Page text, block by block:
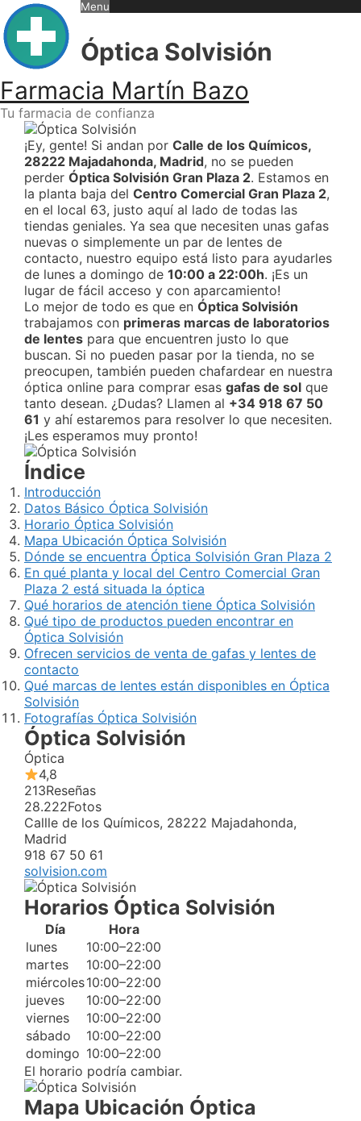
Skip
to
content
Farmacia Martín Bazo
Tu farmacia de confianza
Menu
Óptica Solvisión
¡Ey, gente! Si andan por Calle de los Químicos,
28222 Majadahonda, Madrid, no se pueden
perder Óptica Solvisión Gran Plaza 2. Estamos en
la planta baja del Centro Comercial Gran Plaza 2,
en el local 63, justo aquí al lado de todas las
tiendas geniales. Ya sea que necesiten unas gafas
nuevas o simplemente un par de lentes de
contacto, nuestro equipo está listo para ayudarles
de lunes a domingo de 10:00 a 22:00h. ¡Es un
lugar de fácil acceso y con aparcamiento!
Lo mejor de todo es que en Óptica Solvisión
trabajamos con primeras marcas de laboratorios
de lentes para que encuentren justo lo que
buscan. Si no pueden pasar por la tienda, no se
preocupen, también pueden chafardear en nuestra
óptica online para comprar esas gafas de sol que
tanto desean. ¿Dudas? Llamen al +34 918 67 50
61 y ahí estaremos para resolver lo que necesiten.
¡Les esperamos muy pronto!
Índice
Introducción
Datos Básico Óptica Solvisión
Horario Óptica Solvisión
Mapa Ubicación Óptica Solvisión
Dónde se encuentra Óptica Solvisión Gran Plaza 2
En qué planta y local del Centro Comercial Gran
Plaza 2 está situada la óptica
Qué horarios de atención tiene Óptica Solvisión
Qué tipo de productos pueden encontrar en
Óptica Solvisión
Ofrecen servicios de venta de gafas y lentes de
contacto
Qué marcas de lentes están disponibles en Óptica
Solvisión
Fotografías Óptica Solvisión
Óptica Solvisión
Óptica
4,8
213Reseñas
28.222Fotos
Callle de los Químicos, 28222 Majadahonda,
Madrid
918 67 50 61
solvision.com
Horarios Óptica Solvisión
Día
Hora
lunes
10:00–22:00
martes
10:00–22:00
miércoles10:00–22:00
jueves
10:00–22:00
viernes
10:00–22:00
sábado
10:00–22:00
domingo 10:00–22:00
El horario podría cambiar.
Mapa Ubicación Óptica